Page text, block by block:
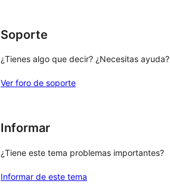
Soporte
¿Tienes algo que decir? ¿Necesitas ayuda?
Ver foro de soporte
Informar
¿Tiene este tema problemas importantes?
Informar de este tema